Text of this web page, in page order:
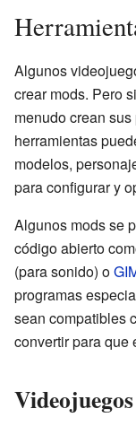
Algunos
crear mods. Pero
menudo crean
herramientas
modelos,
para configurar y
Algunos mods se
código abierto
(para sonido) o
programas
sean compatibles
convertir para que